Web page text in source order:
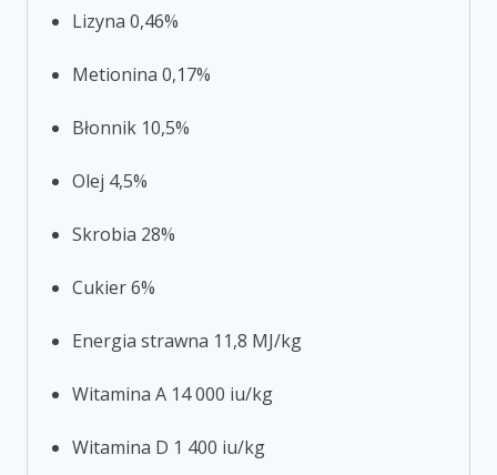
Lizyna 0,46%
Metionina 0,17%
Błonnik 10,5%
Olej 4,5%
Skrobia 28%
Cukier 6%
Energia strawna 11,8 MJ/kg
Witamina A 14 000 iu/kg
Witamina D 1 400 iu/kg